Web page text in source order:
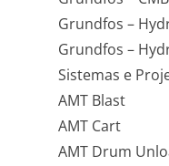
Grundfos –
Grundfos –
Sistemas e
AMT Blast
AMT Cart
AMT Drum